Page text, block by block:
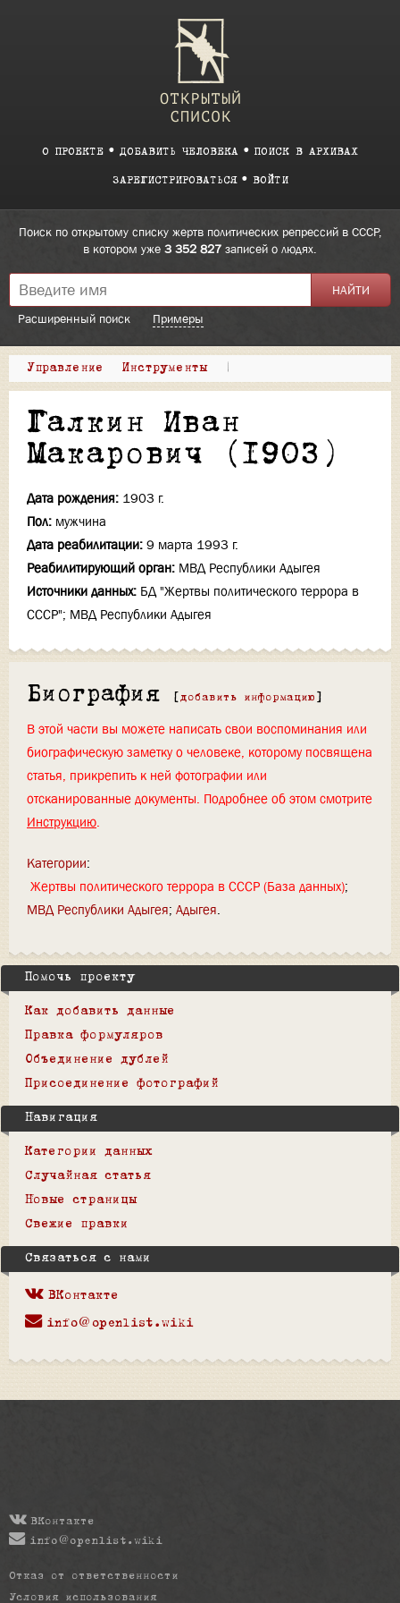
О ПРОЕКТЕ ДОБАВИТЬ ЧЕЛОВЕКА ПОИСК В АРХИВАХ
ЗАРЕГИСТРИРОВАТЬСЯ ВОЙТИ
Поиск по открытому списку жертв политических репрессий в СССР,
в котором уже 3 352 827 записей о людях.
Расширенный поиск Примеры
Управление Инструменты |
Галкин Иван
Макарович (1903)
Дата рождения: 1903 г.
Пол: мужчина
Дата реабилитации: 9 марта 1993 г.
Реабилитирующий орган: МВД Республики Адыгея
Источники данных: БД "Жертвы политического террора в
СССР"; МВД Республики Адыгея
Биография [ добавить информацию ]
В этой части вы можете написать свои воспоминания или
биографическую заметку о человеке, которому посвящена
статья, прикрепить к ней фотографии или
отсканированные документы. Подробнее об этом смотрите
Инструкцию.
Категории:
Жертвы политического террора в СССР (База данных)
МВД Республики Адыгея Адыгея
Помочь проекту
Как добавить данные
Правка формуляров
Объединение дублей
Присоединение фотографий
Навигация
Категории данных
Случайная статья
Новые страницы
Свежие правки
Связаться с нами
ВКонтакте
info@openlist.wiki
ВКонтакте
info@openlist.wiki
Отказ от ответственности
Условия использования